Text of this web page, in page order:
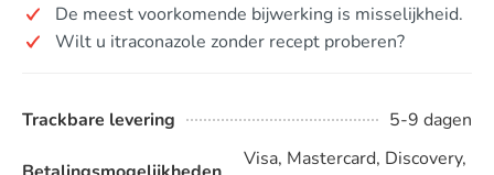
De meest voorkomende bijwerking is misselijkheid.
Wilt u itraconazole zonder recept proberen?
Trackbare levering 5-9 dagen
Visa, Mastercard, Discovery,